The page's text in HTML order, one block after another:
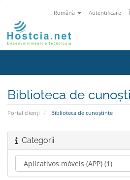
Română Autentificare
Biblioteca de
Portal clienți Biblioteca de cunoștințe
Categorii